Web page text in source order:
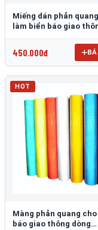
Miếng dán phản
làm biển báo giao
450.000đ
HOT
Màng phản quang
báo giao thông dòng